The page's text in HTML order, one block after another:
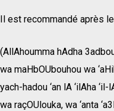
Il est recommandé après
(AllAhoumma hAdha
wa maHbOUbouhou wa
yach-hadou ‘an lA ‘ilAha
wa raçOUlouka, wa ‘anta